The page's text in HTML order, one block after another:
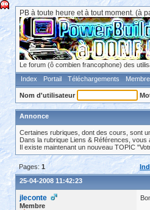
PB à toute heure et à tout moment. (à
Le forum (ô combien francophone) des
Index Portail Téléchargements
Nom d'utilisateur
Annonce
Certaines rubriques, dont des cours, sont
Dans la rubrique Liens & Références,
Il existe maintenant un nouveau TOPIC
Pages: 1
25-04-2008 11:42:23
jleconte
Membre